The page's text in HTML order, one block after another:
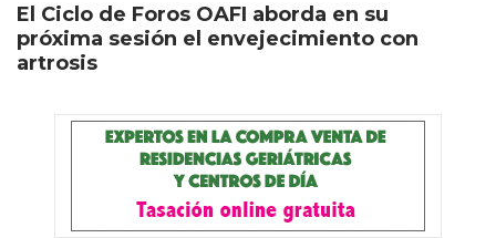
El Ciclo de Foros OAFI aborda en su
próxima sesión el envejecimiento con
artrosis